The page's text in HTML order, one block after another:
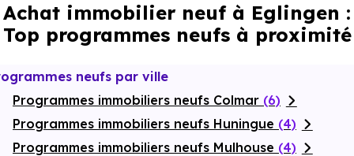
Actualités
Ressources
Financer
énergétiques, garanties constructeur, etc.
Achat immobilier neuf à Eglingen :
Top programmes neufs à proximité
neufs par ville
Programmes immobiliers neufs Colmar (6)
Programmes immobiliers neufs Huningue (4)
Programmes immobiliers neufs Mulhouse (4)